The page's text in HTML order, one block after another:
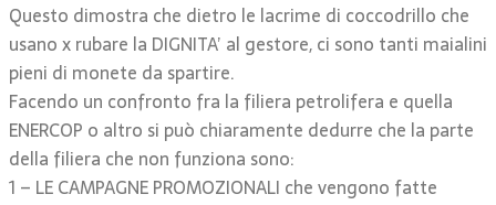
Questo dimostra che dietro le lacrime di coccodrillo che
usano x rubare la DIGNITA’ al gestore, ci sono tanti maialini
pieni di monete da spartire.
Facendo un confronto fra la filiera petrolifera e quella
ENERCOP o altro si può chiaramente dedurre che la parte
della filiera che non funziona sono:
1 – LE CAMPAGNE PROMOZIONALI che vengono fatte